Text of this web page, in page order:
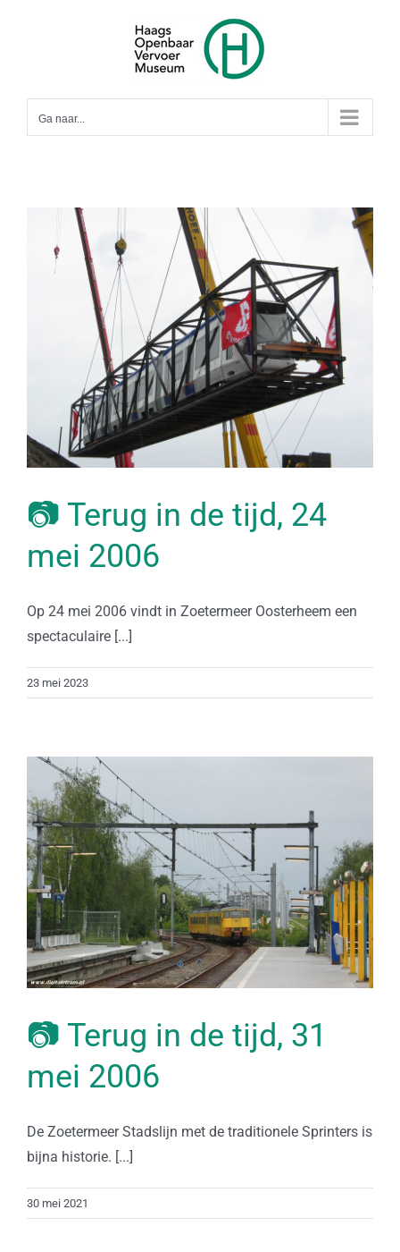
Ga naar...
📷 Terug in de tijd, 24
mei 2006
Op 24 mei 2006 vindt in Zoetermeer Oosterheem een
spectaculaire [...]
23 mei 2023
📷 Terug in de tijd, 31
mei 2006
De Zoetermeer Stadslijn met de traditionele Sprinters is
bijna historie. [...]
30 mei 2021